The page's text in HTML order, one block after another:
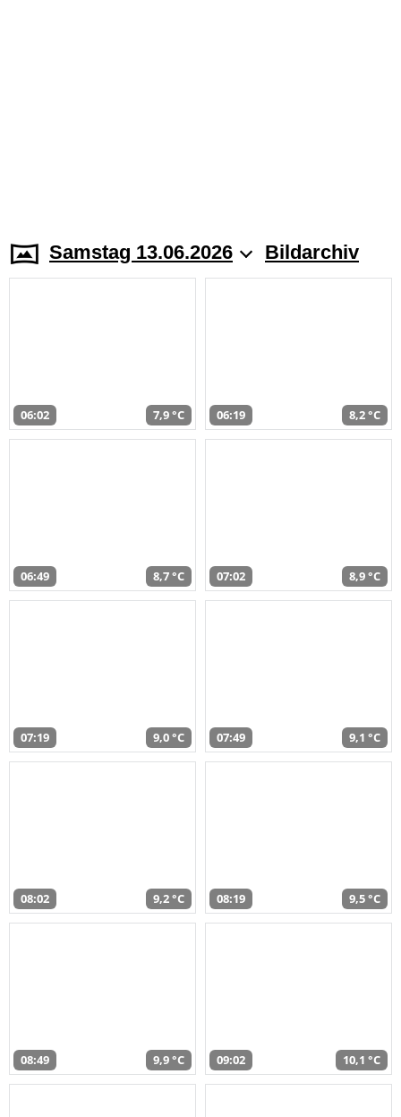
Samstag 13.06.2026 Bildarchiv
06:02 7,9 °C 06:19 8,2 °C
06:49 8,7 °C 07:02 8,9 °C
07:19 9,0 °C 07:49 9,1 °C
08:02 9,2 °C 08:19 9,5 °C
08:49 9,9 °C 09:02 10,1 °C